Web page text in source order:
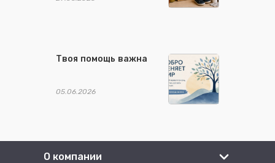
Твоя помощь важна
05.06.2026
О компании